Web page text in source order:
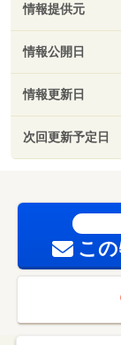
情報提供元
情報公開日
情報更新日
次回更新予定日
こ